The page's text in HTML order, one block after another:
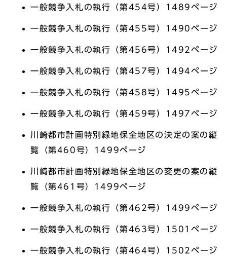
一般競争入札の執行（第454号）1489ページ
一般競争入札の執行（第455号）1490ページ
一般競争入札の執行（第456号）1492ページ
一般競争入札の執行（第457号）1494ページ
一般競争入札の執行（第458号）1495ページ
一般競争入札の執行（第459号）1497ページ
川崎都市計画特別緑地保全地区の決定の案の縦
覧（第460号）1499ページ
川崎都市計画特別緑地保全地区の変更の案の縦
覧（第461号）1499ページ
一般競争入札の執行（第462号）1499ページ
一般競争入札の執行（第463号）1501ページ
一般競争入札の執行（第464号）1502ページ